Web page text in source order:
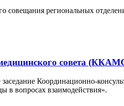
совещания региональных
совета
Координационно-
вопросах взаимодействия».